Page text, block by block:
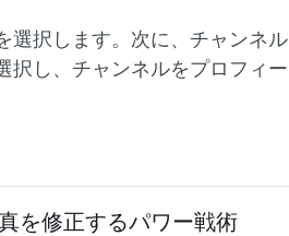
選択します。次に、チャンネル
択し、チャンネルをプロフィー
を修正するパワー戦術